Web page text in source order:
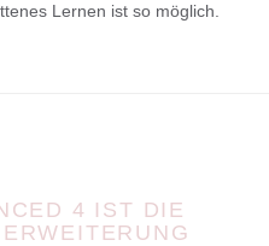
Lernen ist so möglich.
4 IST DIE